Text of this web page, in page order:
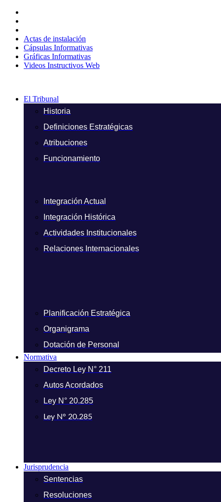
contenido
Actas de instalación
Cápsulas Informativas
Gráficas Informativas
Videos Instructivos Web
El Tribunal
Historia
Definiciones Estratégicas
Atribuciones
Funcionamiento
Integración Actual
Integración Histórica
Actividades Institucionales
Relaciones Internacionales
Planificación Estratégica
Organigrama
Dotación de Personal
Normativa
Decreto Ley N° 211
Autos Acordados
Ley N° 20.285
Ley N° 20.285
Jurisprudencia
Sentencias
Resoluciones